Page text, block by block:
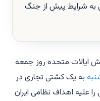
به شرایط پیش از جنگ
ایالات متحده روز جمعه
به یک کشتی تجاری در
را علیه اهداف نظامی ایران